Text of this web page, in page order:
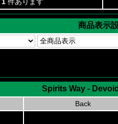
商品表示
Spirits Way -
Back